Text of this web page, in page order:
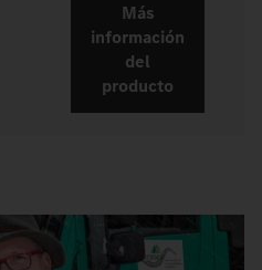
Más
información
del
producto